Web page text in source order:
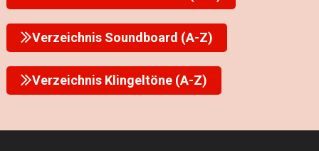
Verzeichnis Soundboard (A-Z)
Verzeichnis Klingeltöne (A-Z)